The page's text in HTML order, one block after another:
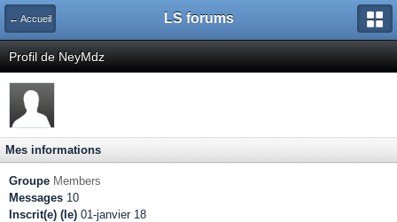
← Accueil LS forums
Profil de NeyMdz
Mes informations
Groupe Members
Messages 10
Inscrit(e) (le) 01-janvier 18